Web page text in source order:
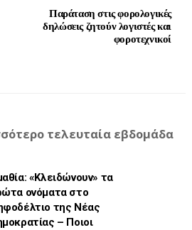
Παράταση στις φορολογικές
δηλώσεις ζητούν λογιστές και
φοροτεχνικοί
τελευταία εβδομάδα
«Κλειδώνουν» τα
ονόματα στο
της Νέας
– Ποιοι